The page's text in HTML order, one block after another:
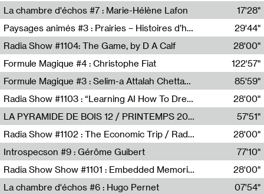
Soundart Radio
La chambre d'échos #7 : Marie-Hélène Lafon
Revue Les Chambres,Marie-Hélène Lafon
17'28"
Paysages animés #3 : Prairies – Histoires d’herbes et d’humains
Anne Simon
29'44"
Radia Show #1104: The Game, by D A Calf
Radio One NZ
28'00"
Formule Magique #4 : Christophe Fiat
Nathalie Lacroix
122'57"
Formule Magique #3 : Selim-a Attalah Chettaoui
Nathalie Lacroix,Selim-a Attalah Chettaoui
85'59"
Radia Show #1103 : “Learning AI How To Dream” by Sebastian Dingens (Radio Campus Bruxelles)
Radio Campus Bruxelles
28'00"
LA PYRAMIDE DE BOIS 12 / PRINTEMPS 2026
Sammy Stein
57'51"
Radia Show #1102 : The Economic Trip / Radio Grenouille
Radio Grenouille
28'00"
Introspecson #9 : Gérôme Guibert
Pierre Henry,Gérôme Guibert
77'10"
Radia Show Show #1101 : Embedded Memories by Jimmy Peggie / radioart106
Jimmy Peggie,radioart106
28'00"
La chambre d'échos #6 : Hugo Pernet
07'54"